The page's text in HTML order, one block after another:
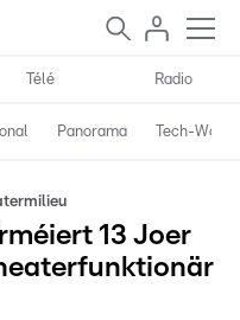
Télé Radio
Panorama Tech-World
13 Joer